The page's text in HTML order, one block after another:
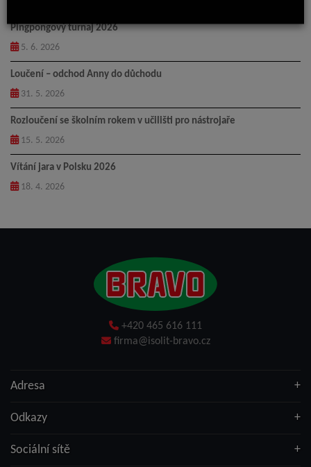
Pingpongový turnaj 2026
5. 6. 2026
Loučení – odchod Anny do důchodu
31. 5. 2026
Rozloučení se školním rokem v učilišti pro nástrojaře
15. 5. 2026
Vítání jara v Polsku 2026
18. 4. 2026
+420 465 616 111
firma@isolit-bravo.cz
Adresa
Odkazy
Sociální sítě